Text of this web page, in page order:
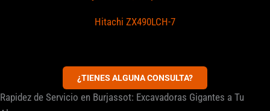
Hitachi ZX490LCH-7
¿TIENES ALGUNA CONSULTA?
Rapidez de Servicio en Burjassot: Excavadoras Gigantes a Tu